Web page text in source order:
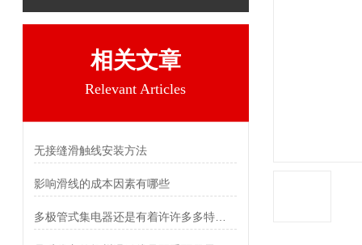
相关文章
Relevant Articles
无接缝滑触线安装方法
影响滑线的成本因素有哪些